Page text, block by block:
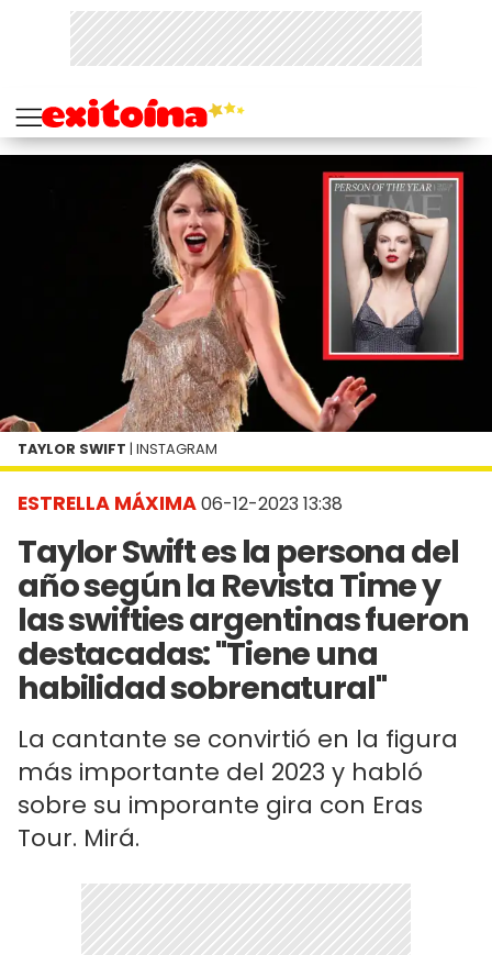
ESTRELLA MÁXIMA06-12-2023 13:38
Taylor Swift es la persona del
año según la Revista Time y
las swifties argentinas fueron
destacadas: "Tiene una
habilidad sobrenatural"
La cantante se convirtió en la figura
más importante del 2023 y habló
sobre su imporante gira con Eras
Tour. Mirá.
TAYLOR SWIFT | INSTAGRAM